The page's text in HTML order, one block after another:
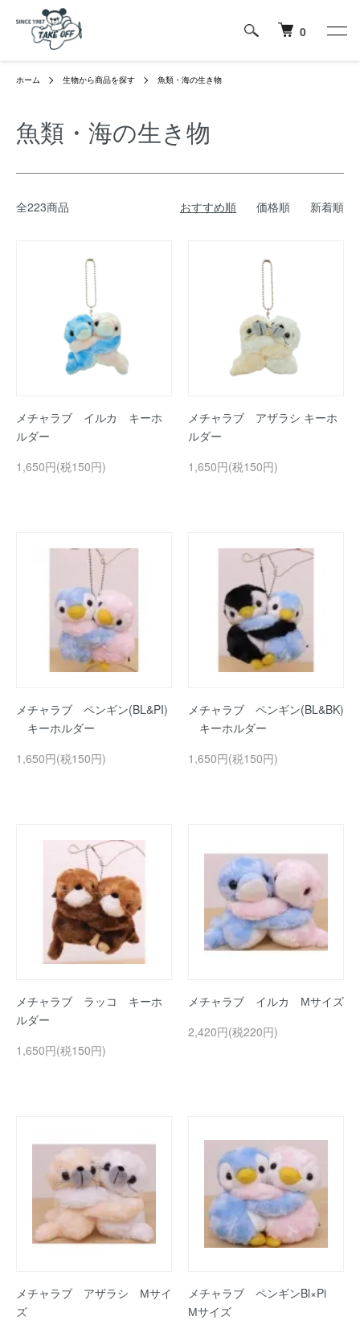
0
ホーム 生物から商品を探す 魚類・海の生き物
魚類・海の生き物
全223商品 おすすめ順 価格順 新着順
メチャラブ イルカ キーホ
ルダー
1,650円(税150円)
メチャラブ アザラシ キーホ
ルダー
1,650円(税150円)
メチャラブ ペンギン(BL&PI)
キーホルダー
1,650円(税150円)
メチャラブ ペンギン(BL&BK)
キーホルダー
1,650円(税150円)
メチャラブ ラッコ キーホ
ルダー
1,650円(税150円)
メチャラブ イルカ Мサイズ
2,420円(税220円)
メチャラブ アザラシ Мサイ
ズ
メチャラブ ペンギンBl×Pi
Мサイズ